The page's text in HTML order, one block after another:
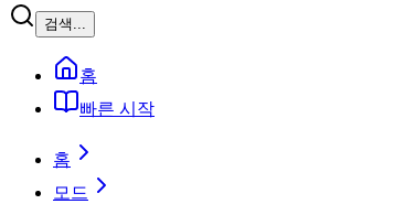
검색...
홈
빠른 시작
홈
모드